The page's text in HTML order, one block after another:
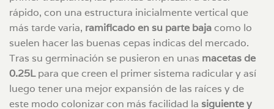
rápido, con una estructura inicialmente vertical que
más tarde varia, ramificado en su parte bajacomo lo
suelen hacer las buenas cepas indicas del mercado.
Tras su germinación se pusieron en unas macetas de
0.25Lpara que creen el primer sistema radicular y así
luego tener una mejor expansión de las raíces y de
este modo colonizar con más facilidad la siguiente y